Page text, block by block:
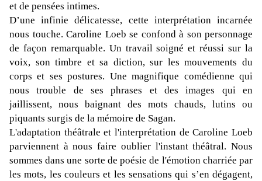
et de pensées intimes.
D’une infinie délicatesse, cette interprétation incarnée
nous touche. Caroline Loeb se confond à son personnage
de façon remarquable. Un travail soigné et réussi sur la
voix, son timbre et sa diction, sur les mouvements du
corps et ses postures. Une magnifique comédienne qui
nous trouble de ses phrases et des images qui en
jaillissent, nous baignant des mots chauds, lutins ou
piquants surgis de la mémoire de Sagan.
L'adaptation théâtrale et l'interprétation de Caroline Loeb
parviennent à nous faire oublier l'instant théâtral. Nous
sommes dans une sorte de poésie de l'émotion charriée par
les mots, les couleurs et les sensations qui s’en dégagent,